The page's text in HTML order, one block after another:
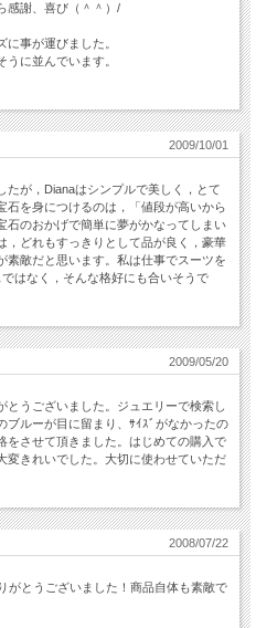
感謝、喜び（＾＾）/
事が運びました。
に並んでいます。
2009/10/01
が，Dianaはシンプルで美しく，とて
石を身につけるのは，「値段が高いから
石のおかげで簡単に夢がかなってしまい
，どれもすっきりとして品が良く，豪華
素敵だと思います。私は仕事でスーツを
はなく，そんな格好にも合いそうで
2009/05/20
うございました。ジュエリーで検索し
ブルーが目に留まり、ｻｲｽﾞがなかったの
をさせて頂きました。はじめての購入で
変きれいでした。大切に使わせていただ
2008/07/22
がとうございました！商品自体も素敵で